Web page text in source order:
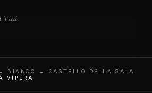
Vini
BIANCO → CASTELLO DELLA SALA
VIPERA